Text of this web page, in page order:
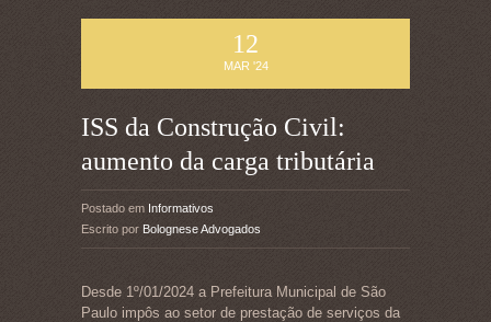
12
MAR '24
ISS da Construção Civil:
aumento da carga tributária
Postado em Informativos
Escrito por Bolognese Advogados
Desde 1º/01/2024 a Prefeitura Municipal de São
Paulo impôs ao setor de prestação de serviços da